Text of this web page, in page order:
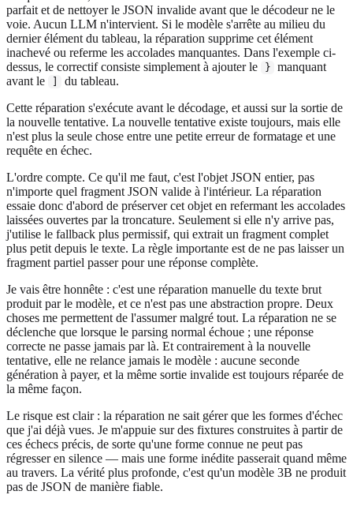
parfait et de nettoyer le JSON invalide avant que le décodeur ne le
voie. Aucun LLM n'intervient. Si le modèle s'arrête au milieu du
dernier élément du tableau, la réparation supprime cet élément
inachevé ou referme les accolades manquantes. Dans l'exemple ci-
dessus, le correctif consiste simplement à ajouter le
} manquant
avant le
du tableau.
Cette réparation s'exécute avant le décodage, et aussi sur la sortie de
la nouvelle tentative. La nouvelle tentative existe toujours, mais elle
n'est plus la seule chose entre une petite erreur de formatage et une
requête en échec.
L'ordre compte. Ce qu'il me faut, c'est l'objet JSON entier, pas
n'importe quel fragment JSON valide à l'intérieur. La réparation
essaie donc d'abord de préserver cet objet en refermant les accolades
laissées ouvertes par la troncature. Seulement si elle n'y arrive pas,
j'utilise le fallback plus permissif, qui extrait un fragment complet
plus petit depuis le texte. La règle importante est de ne pas laisser un
fragment partiel passer pour une réponse complète.
Je vais être honnête : c'est une réparation manuelle du texte brut
produit par le modèle, et ce n'est pas une abstraction propre. Deux
choses me permettent de l'assumer malgré tout. La réparation ne se
déclenche que lorsque le parsing normal échoue ; une réponse
correcte ne passe jamais par là. Et contrairement à la nouvelle
tentative, elle ne relance jamais le modèle : aucune seconde
génération à payer, et la même sortie invalide est toujours réparée de
la même façon.
Le risque est clair : la réparation ne sait gérer que les formes d'échec
que j'ai déjà vues. Je m'appuie sur des fixtures construites à partir de
ces échecs précis, de sorte qu'une forme connue ne peut pas
régresser en silence — mais une forme inédite passerait quand même
au travers. La vérité plus profonde, c'est qu'un modèle 3B ne produit
pas de JSON de manière fiable.